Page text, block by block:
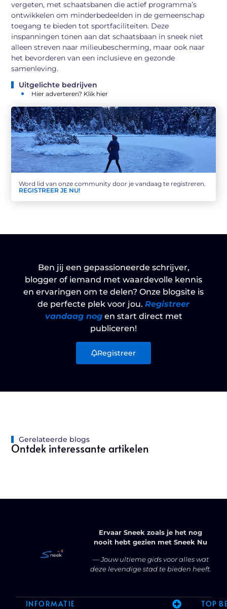
vergeten, met schaatsbanen die actief programma’s
ontwikkelen om minderbedeelden in de gemeenschap
toegang te bieden tot sportfaciliteiten. Deze
inspanningen tonen aan dat schaatsbaan in sneek niet
alleen streven naar milieubescherming, maar ook naar
het bevorderen van een inclusieve en gezonde
samenleving.
Uitgelichte bedrijven
Hier adverteren? Klik hier
Word lid van onze community door je vandaag te registreren.
REGISTREER JE NU!
Ben jij een gepassioneerde schrijver,
blogger of iemand met waardevolle kennis
en ervaringen om te delen? Onze blogsite is
de perfecte plek voor jou. Registreer
vandaag nogen start direct met
publiceren!
Registreer
Gerelateerde blogs
Ontdek interessante artikelen
Ervaar Sneek zoals je het nog
nooit hebt gezien met Sneek Nu
— Jouw ultieme gids voor alles wat
deze levendige stad te bieden heeft.
INFORMATIE TOP